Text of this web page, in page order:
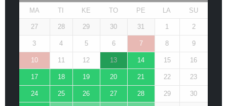
MA TI KE TO PE LA SU
27 28 29 30 31 1 2
3 4 5 6 7 8 9
10 11 12 13 14 15 16
17 18 19 20 21 22 23
24 25 26 27 28 29 30